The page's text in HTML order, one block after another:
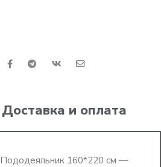
Доставка и оплата
Пододеяльник 160*220 см —